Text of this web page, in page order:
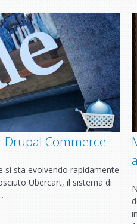
Commerce
si sta evolvendo rapidamente
Übercart, il sistema di